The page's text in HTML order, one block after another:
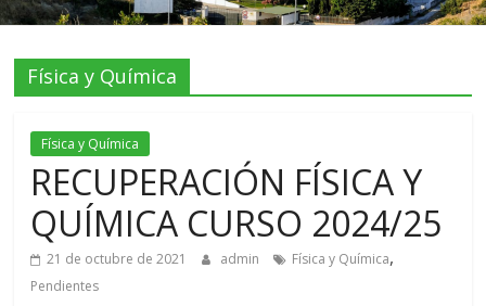
Física y Química
Física y Química
RECUPERACIÓN FÍSICA Y
QUÍMICA CURSO 2024/25
21 de octubre de 2021 admin Física y Química,
Pendientes